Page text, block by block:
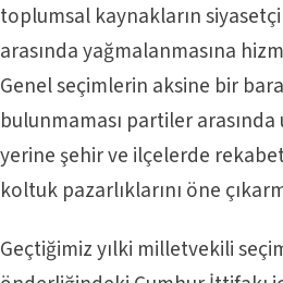
toplumsal kaynakların
arasında yağmalanmasına
Genel seçimlerin aksine bir
bulunmaması partiler
yerine şehir ve ilçelerde
koltuk pazarlıklarını öne
Geçtiğimiz yılki milletvekili